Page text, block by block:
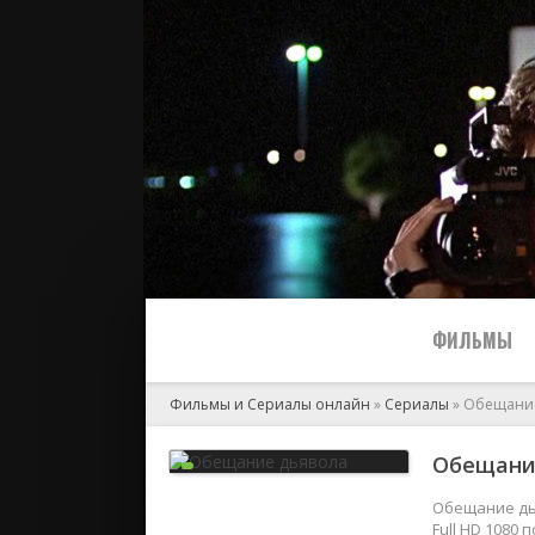
ФИЛЬМЫ
2024
Фильмы и Сериалы онлайн » Сериалы »
Обещание
Full HD 1080